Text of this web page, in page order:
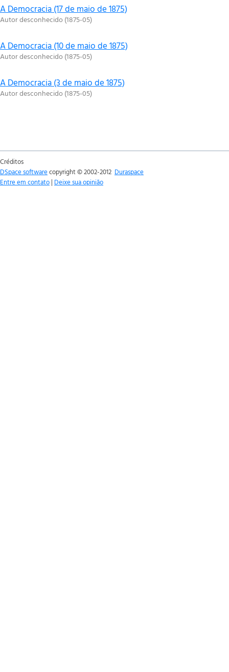
A Democracia (17 de maio de 1875)
Autor desconhecido(1875-05)
A Democracia (10 de maio de 1875)
Autor desconhecido(1875-05)
A Democracia (3 de maio de 1875)
Autor desconhecido(1875-05)
Créditos
DSpace softwarecopyright © 2002-2012 Duraspace
Entre em contato | Deixe sua opinião